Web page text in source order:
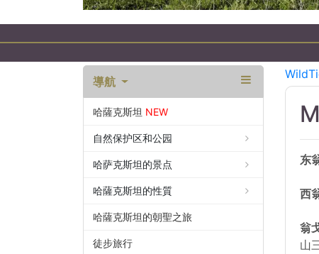
導航
哈薩克斯坦 NEW
自然保护区和公园
哈萨克斯坦的景点
哈薩克斯坦的性質
哈薩克斯坦的朝聖之旅
徒步旅行
东
西
翁
山